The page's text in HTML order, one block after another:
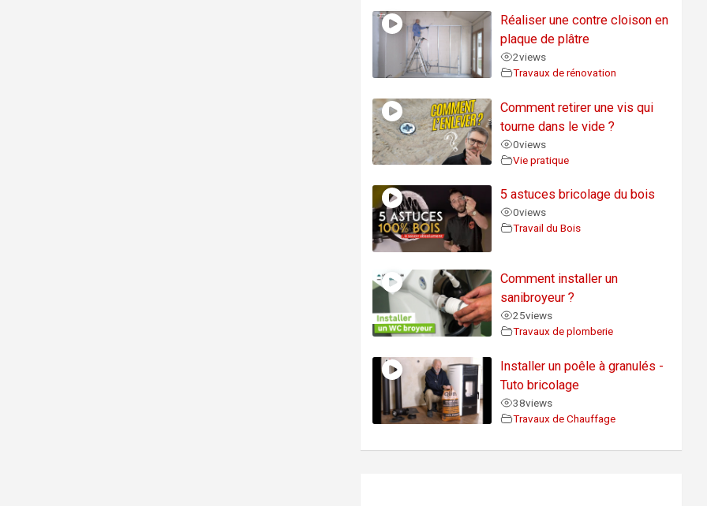
Réaliser une contre cloison en
plaque de plâtre
2views
Travaux de rénovation
Comment retirer une vis qui
tourne dans le vide ?
0views
Vie pratique
5 astuces bricolage du bois
0views
Travail du Bois
Comment installer un
sanibroyeur ?
25views
Travaux de plomberie
Installer un poêle à granulés -
Tuto bricolage
38views
Travaux de Chauffage